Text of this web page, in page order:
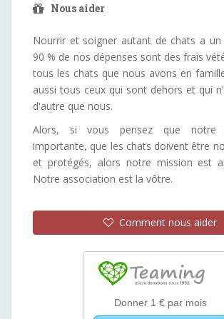
Nous aider
Nourrir et soigner autant de chats a un
90 % de nos dépenses sont des frais
tous les chats que nous avons en
aussi tous ceux qui sont dehors et qui
d'autre que nous.
Alors, si vous pensez que notre
importante, que les chats doivent être
et protégés, alors notre mission est
Notre association est la vôtre.
Comment nous aider